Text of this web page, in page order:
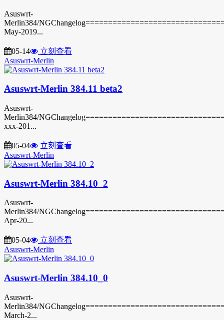
Asuswrt-
Merlin384/
May-2019...
05-14
立刻查看
Asuswrt-Merlin
Asuswrt-Merlin 384.11 beta2
Asuswrt-
Merlin384/
xxx-201...
05-04
立刻查看
Asuswrt-Merlin
Asuswrt-Merlin 384.10_2
Asuswrt-
Merlin384/
Apr-20...
05-04
立刻查看
Asuswrt-Merlin
Asuswrt-Merlin 384.10_0
Asuswrt-
Merlin384/
March-2...